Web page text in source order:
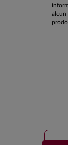
alcun